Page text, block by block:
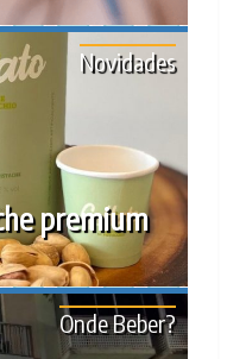
premium
Novidades
Onde Beber?